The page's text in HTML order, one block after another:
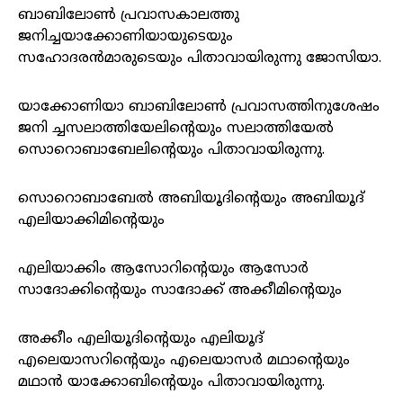
ബാബിലോണ്‍ പ്രവാസകാലത്തു
ജനിച്ചയാക്കോണിയായുടെയും
സഹോദരന്‍മാരുടെയും പിതാവായിരുന്നു ജോസിയാ.
യാക്കോണിയാ ബാബിലോണ്‍ പ്രവാസത്തിനുശേഷം
ജനി ച്ചസലാത്തിയേലിന്റെയും സലാത്തിയേല്‍
സൊറൊബാബേലിന്റെയും പിതാവായിരുന്നു.
സൊറൊബാബേല്‍ അബിയൂദിന്റെയും അബിയൂദ്‌
എലിയാക്കിമിന്റെയും
എലിയാക്കിം ആസോറിന്റെയും ആസോര്‍
സാദോക്കിന്റെയും സാദോക്ക്‌ അക്കീമിന്റെയും
അക്കീം എലിയൂദിന്റെയും എലിയൂദ്‌
എലെയാസറിന്റെയും എലെയാസര്‍ മഥാന്റെയും
മഥാന്‍ യാക്കോബിന്റെയും പിതാവായിരുന്നു.